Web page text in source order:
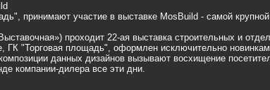
принимают участие в выставке MosBuild - самой
проходит 22-ая выставка строительных и
ГК "Торговая площадь", оформлен исключительно
данных дизайнов вызывают восхищение
компании-дилера все эти дни.